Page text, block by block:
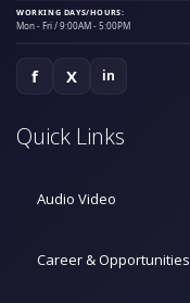
WORKING DAYS/HOURS:
Mon - Fri / 9:00AM - 5:00PM
f X in
Quick Links
Audio Video
Career & Opportunities